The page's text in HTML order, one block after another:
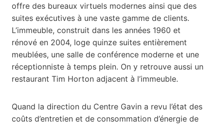
offre des bureaux virtuels modernes ainsi que des
suites exécutives à une vaste gamme de clients.
L’immeuble, construit dans les années 1960 et
rénové en 2004, loge quinze suites entièrement
meublées, une salle de conférence moderne et une
réceptionniste à temps plein. On y retrouve aussi un
restaurant Tim Horton adjacent à l’immeuble.
Quand la direction du Centre Gavin a revu l’état des
coûts d’entretien et de consommation d’énergie de